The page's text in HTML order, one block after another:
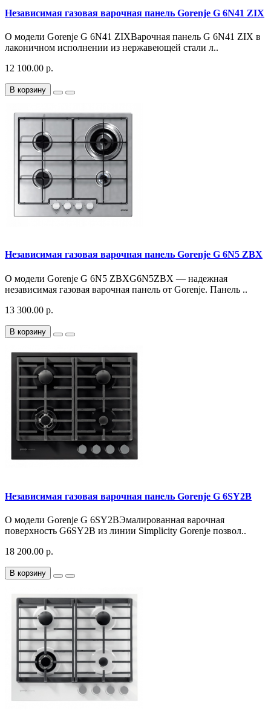
Независимая газовая варочная панель Gorenje G 6N41 ZIX
О модели Gorenje G 6N41 ZIXВарочная панель G 6N41 ZIX в
лаконичном исполнении из нержавеющей стали л..
12 100.00 р.
В корзину
Независимая газовая варочная панель Gorenje G 6N5 ZBX
О модели Gorenje G 6N5 ZBXG6N5ZBX — надежная
независимая газовая варочная панель от Gorenje. Панель ..
13 300.00 р.
В корзину
Независимая газовая варочная панель Gorenje G 6SY2B
О модели Gorenje G 6SY2BЭмалированная варочная
поверхность G6SY2B из линии Simplicity Gorenje позвол..
18 200.00 р.
В корзину